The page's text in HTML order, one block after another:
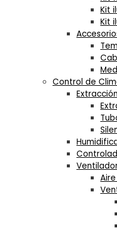
Kit
Kit
Control de